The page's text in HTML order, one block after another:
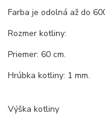
Farba je odolná až do
Rozmer kotliny:
Priemer: 60 cm.
Hrúbka kotliny: 1 mm.
Výška kotliny